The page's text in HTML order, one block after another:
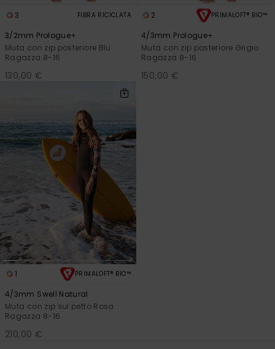
3 FIBRA RICICLATA
3/2mm Prologue+
Muta con zip posteriore Blu
Ragazza 8-16
130,00 €
2 PRIMALOFT® BIO™
4/3mm Prologue+
Muta con zip posteriore Grigio
Ragazza 8-16
150,00 €
1 PRIMALOFT® BIO™
4/3mm Swell Natural
Muta con zip sul petto Rosa
Ragazza 8-16
210,00 €